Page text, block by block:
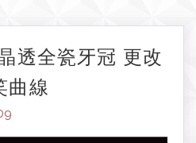
透全瓷牙冠 更改
曲線